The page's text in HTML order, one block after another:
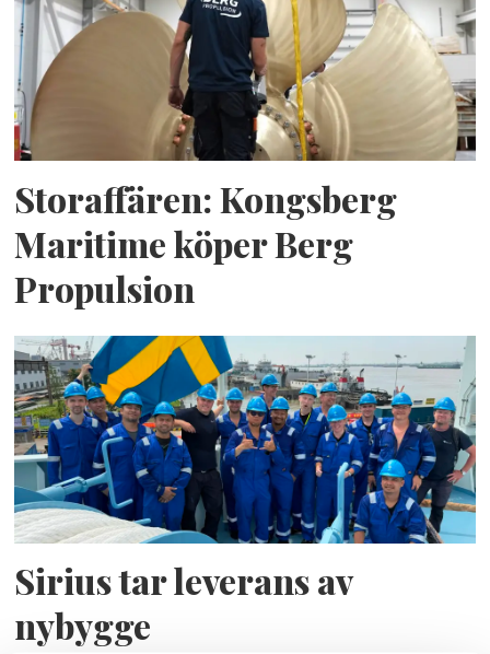
Storaffären: Kongsberg
Maritime köper Berg
Propulsion
Sirius tar leverans av
nybygge